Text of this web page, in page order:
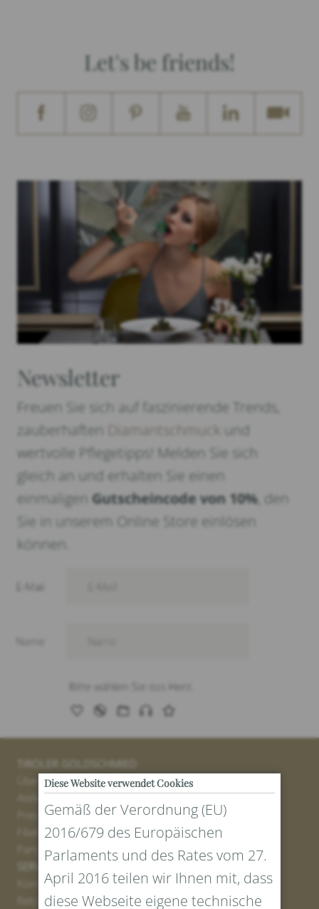
Let's be friends!
Newsletter
Freuen Sie sich auf faszinierende Trends,
zauberhaften
Diamantschmuck
und
wertvolle Pflegetipps! Melden Sie sich
gleich an und erhalten Sie einen
einmaligen Gutscheincode von 10%, den
Sie in unserem Online Store einlösen
können.
TIROLER GOLDSCHMIED
Über uns
Atelier
Presse
Filialen
Partner
Kontakt
Retourenportal
Diese Website verwendet Cookies
Gemäß der Verordnung (EU)
2016/679 des Europäischen
Parlaments und des Rates vom 27.
April 2016 teilen wir Ihnen mit, dass
diese Webseite eigene technische